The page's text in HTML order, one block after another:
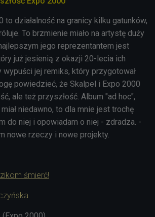
to działalność na granicy kilku gatunków,
To brzmienie miało na artystę duży
jego reprezentantem jest
już jesienią z okazji 20-lecia ich
wypuści jej remiks, który przygotował
powiedzieć, że Skalpel i Expo 2000
ale też przyszłość. Album "ad hoc",
niedawno, to dla mnie jest trochę
do niej i opowiadam o niej - zdradza. -
nowe rzeczy i nowe projekty.
śmierć!